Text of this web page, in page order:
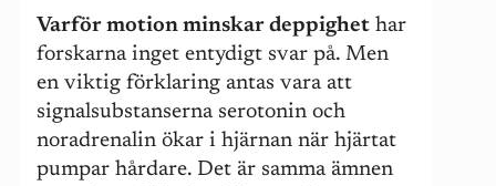
Varför motion minskar deppighet har
forskarna inget entydigt svar på. Men
en viktig förklaring antas vara att
signalsubstanserna serotonin och
noradrenalin ökar i hjärnan när hjärtat
pumpar hårdare. Det är samma ämnen